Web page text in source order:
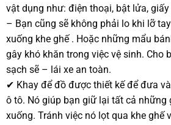
vật dụng như: điện thoại, bật lửa,
– Bạn cũng sẽ không phải lo khi lỡ
xuống khe ghế . Hoặc những mẩu
gây khó khăn trong việc vệ sinh. Cho
sạch sẽ – lái xe an toàn.
✔ Khay để đồ được thiết kế để đưa
ô tô. Nó giúp bạn giữ lại tất cả những
xuống. Tránh việc nó lọt qua khe ghế